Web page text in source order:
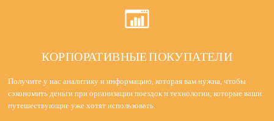
КОРПОРАТИВНЫЕ ПОКУПАТЕЛИ
Получите у нас аналитику и информацию, которая вам нужна, чтобы
сэкономить деньги при организации поездок и технологии, которые ваши
путешествующие уже хотят использовать.